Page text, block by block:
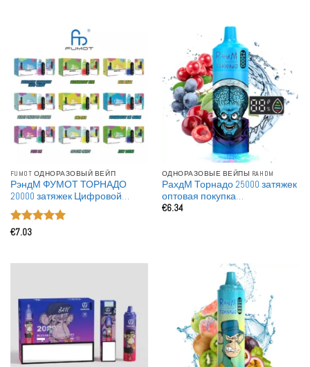
FUMOT ОДНОРАЗОВЫЙ ВЕЙП
РэндМ ФУМОТ ТОРНАДО
20000 затяжек Цифровой
экран Оптовая покупка
Заряжаемые Одноразовые
Вейпы
Оценка
€7.03
ОДНОРАЗОВЫЕ ВЕЙПЫ RAHDM
РахдМ Торнадо 25000 затяжек
оптовая покупка
перезаряжаемые
€6.34